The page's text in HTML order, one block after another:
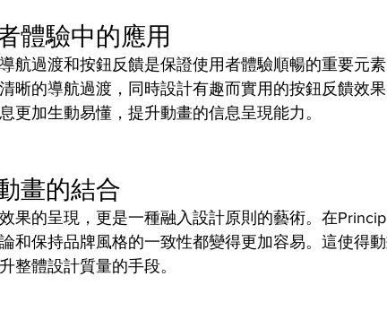
體驗中的應用
航過渡和按鈕反饋是保證使用者體驗順暢的重要元
晰的導航過渡，同時設計有趣而實用的按鈕反饋效
更加生動易懂，提升動畫的信息呈現能力。
畫的結合
果的呈現，更是一種融入設計原則的藝術。在
和保持品牌風格的一致性都變得更加容易。這使得
整體設計質量的手段。